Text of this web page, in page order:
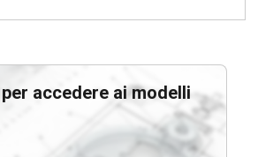
accedere ai modelli